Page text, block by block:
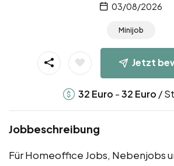
03/08/2026
Minijob
Jetzt
32 Euro -32 Euro /
Jobbeschreibung
Für Homeoffice Jobs, Nebenjobs